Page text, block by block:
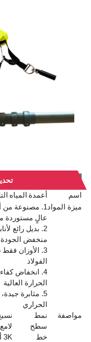
اسم
أعمدة المياه
ميزة المواد
عالٍ مستوردة
2. بديل رائع
منخفض الجودة
الفولاذ
4. انخفاض
الحرارة العالية
5. مثابرة
الحراري
مواصفة
نمط
سطح
خط
3K أو 1K، 1.5K، 6K